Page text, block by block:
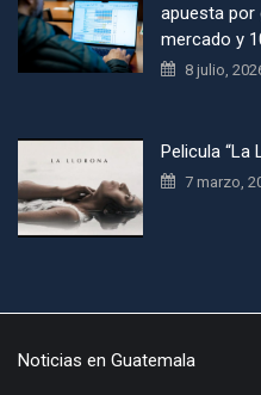
apuesta por
mercado y
8 julio,
Pelicula “La
7 marzo,
Noticias en Guatemala